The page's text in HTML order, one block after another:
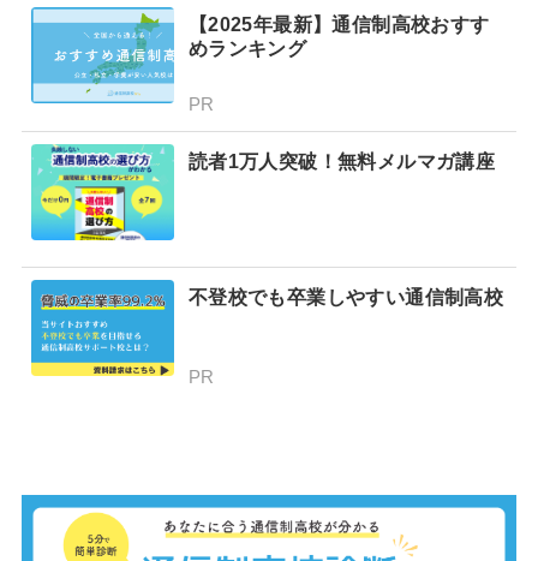
分かりやすく解説！
【2025年最新】通信制高校おすす
めランキング
PR
読者1万人突破！無料メルマガ講座
不登校でも卒業しやすい通信制高校
PR